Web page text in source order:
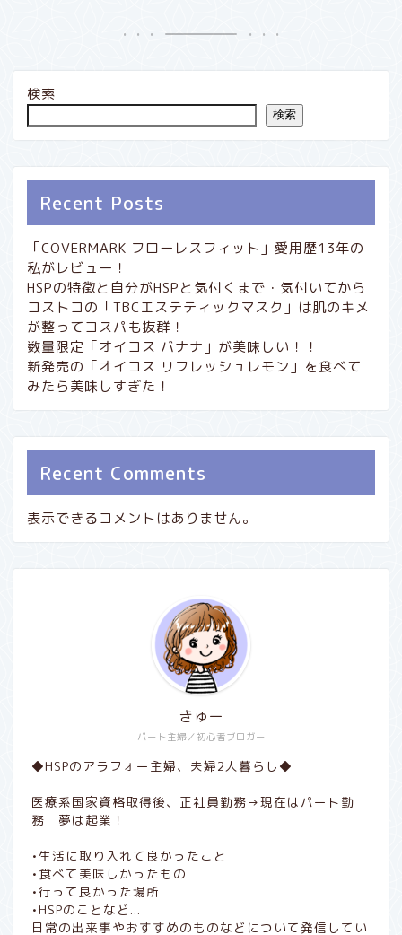
検索
検索
Recent Posts
「COVERMARK フローレスフィット」愛用歴13年の
私がレビュー！
HSPの特徴と自分がHSPと気付くまで・気付いてから
コストコの「TBCエステティックマスク」は肌のキメ
が整ってコスパも抜群！
数量限定「オイコス バナナ」が美味しい！！
新発売の「オイコス リフレッシュレモン」を食べて
みたら美味しすぎた！
Recent Comments
表示できるコメントはありません。
パート主婦／初心者ブロガー
きゅー
◆HSPのアラフォー主婦、夫婦2人暮らし◆
医療系国家資格取得後、正社員勤務→現在はパート勤
務 夢は起業！
•生活に取り入れて良かったこと
•食べて美味しかったもの
•行って良かった場所
•HSPのことなど...
日常の出来事やおすすめのものなどについて発信してい